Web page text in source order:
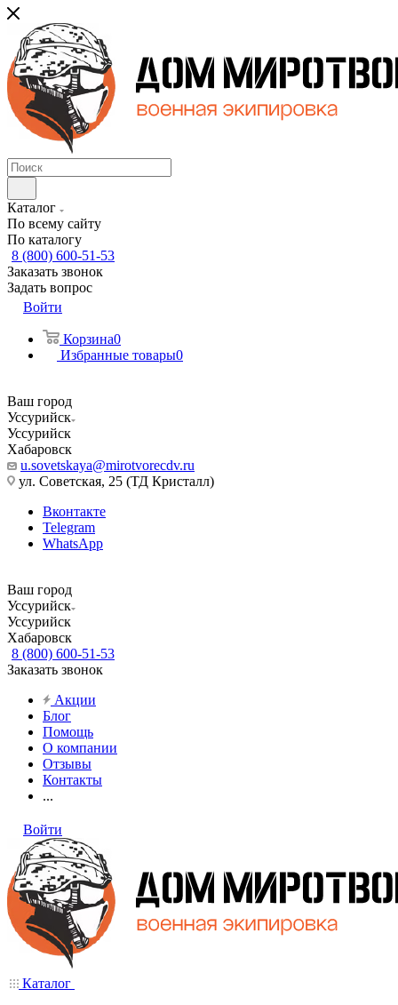
Каталог
По всему сайту
По каталогу
8 (800) 600-51-53
Заказать звонок
Задать вопрос
Войти
Корзина0
Избранные товары0
Ваш город
Уссурийск
Уссурийск
Хабаровск
u.sovetskaya@mirotvorecdv.ru
ул. Советская, 25 (ТД Кристалл)
Вконтакте
Telegram
WhatsApp
Ваш город
Уссурийск
Уссурийск
Хабаровск
8 (800) 600-51-53
Заказать звонок
Акции
Блог
Помощь
О компании
Отзывы
Контакты
...
Войти
Каталог